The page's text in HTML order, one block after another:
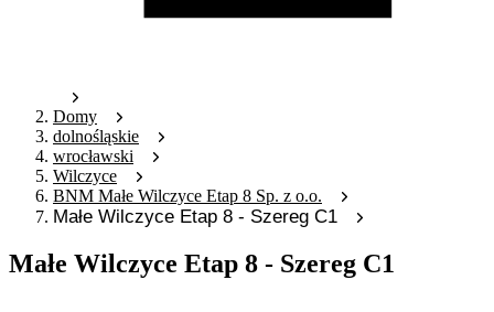
Domy
dolnośląskie
wrocławski
Wilczyce
BNM Małe Wilczyce Etap 8 Sp. z o.o.
Małe Wilczyce Etap 8 - Szereg C1
Małe Wilczyce Etap 8 - Szereg C1